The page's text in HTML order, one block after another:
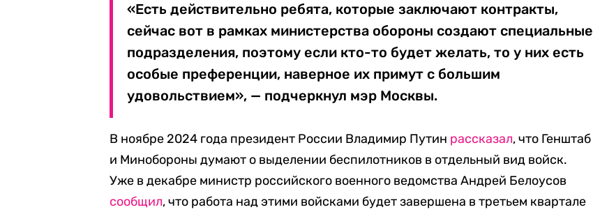
«Есть действительно ребята, которые заключают контракты,
сейчас вот в рамках министерства обороны создают специальные
подразделения, поэтому если кто-то будет желать, то у них есть
особые преференции, наверное их примут с большим
удовольствием», — подчеркнул мэр Москвы.
В ноябре 2024 года президент России Владимир Путин рассказал, что Генштаб
и Минобороны думают о выделении беспилотников в отдельный вид войск.
Уже в декабре министр российского военного ведомства Андрей Белоусов
сообщил, что работа над этими войсками будет завершена в третьем квартале